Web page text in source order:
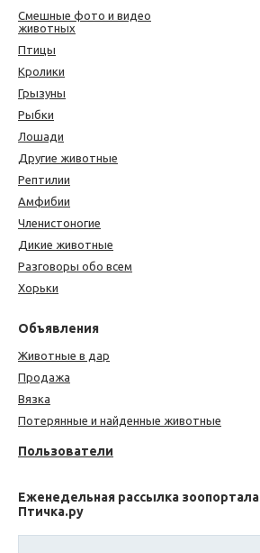
Смешные фото и видео
животных
Птицы
Кролики
Грызуны
Рыбки
Лошади
Другие животные
Рептилии
Амфибии
Членистоногие
Дикие животные
Разговоры обо всем
Хорьки
Объявления
Животные в дар
Продажа
Вязка
Потерянные и найденные животные
Пользователи
Еженедельная рассылка зоопортала
Птичка.ру